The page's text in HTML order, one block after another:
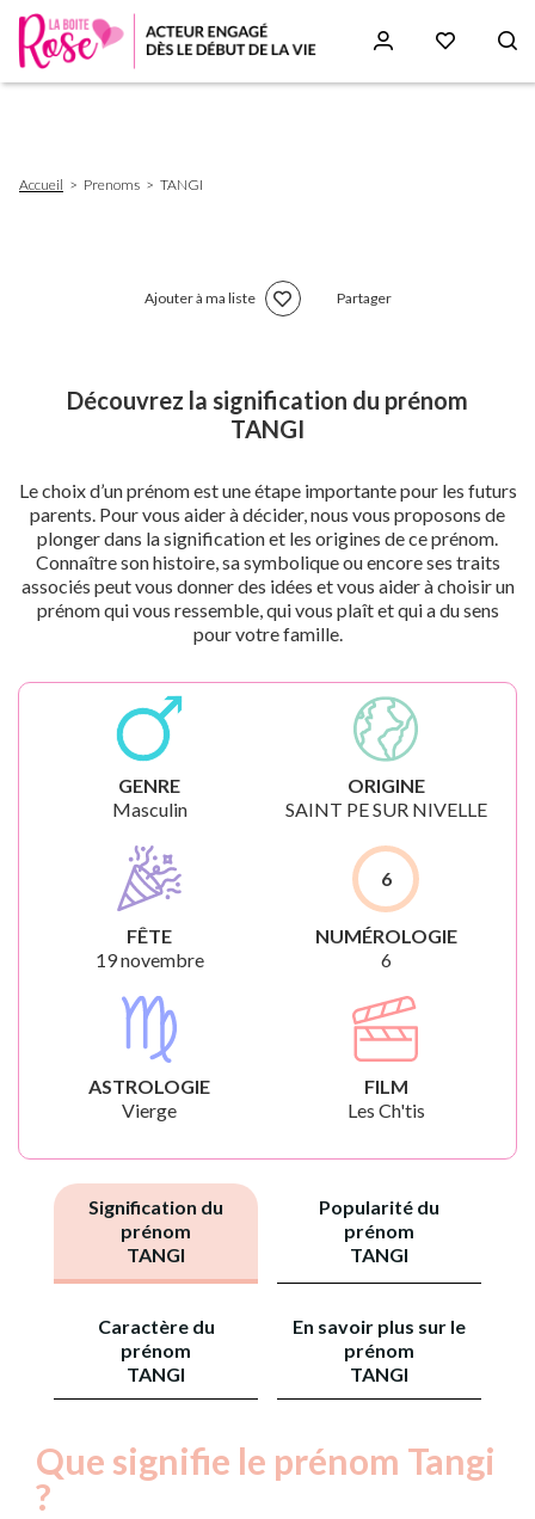
d'Ariane
Accueil Prenoms TANGI
Ajouter à ma liste Partager
Découvrez la signification du prénom
TANGI
Le choix d’un prénom est une étape importante pour les futurs
parents. Pour vous aider à décider, nous vous proposons de
plonger dans la signification et les origines de ce prénom.
Connaître son histoire, sa symbolique ou encore ses traits
associés peut vous donner des idées et vous aider à choisir un
prénom qui vous ressemble, qui vous plaît et qui a du sens
pour votre famille.
GENRE
Masculin
ORIGINE
SAINT PE SUR NIVELLE
FÊTE
19 novembre
6
NUMÉROLOGIE
6
ASTROLOGIE
Vierge
FILM
Les Ch'tis
Signification du
prénom
TANGI
Popularité du
prénom
TANGI
Caractère du
prénom
TANGI
En savoir plus sur le
prénom
TANGI
Que signifie le prénom Tangi
?